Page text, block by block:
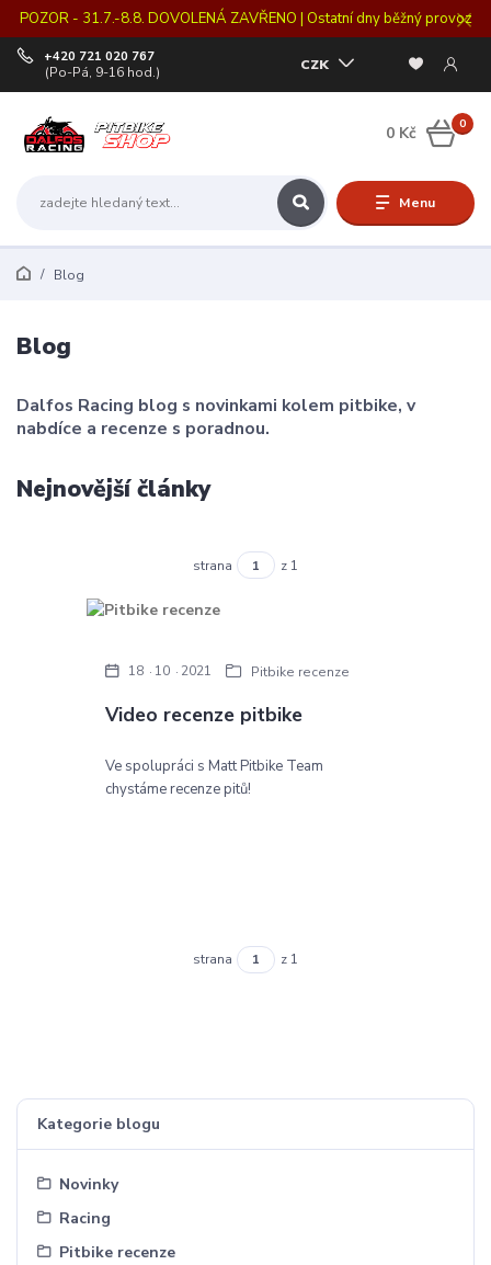
POZOR - 31.7.-8.8. DOVOLENÁ ZAVŘENO | Ostatní dny běžný provoz
Menu
CZK
+420 721 020 767
(Po-Pá, 9-16 hod.)
0
0 Kč
Blog
Kategorie blogu
Novinky
Racing
Pitbike recenze
Blog
Dalfos Racing blog s novinkami kolem pitbike, v
nabdíce a recenze s poradnou.
Nejnovější články
strana z 1
Video recenze pitbike
18 10 2021 Pitbike recenze
Ve spolupráci s Matt Pitbike Team
chystáme recenze pitů!
strana z 1